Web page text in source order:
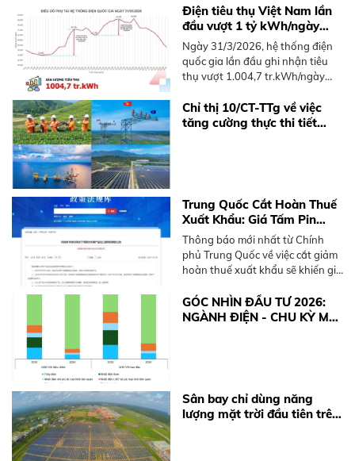
cư tại Việt Nam, không cần mái
nhà rộng.
Điện tiêu thụ Việt Nam lần
đầu vượt 1 tỷ kWh/ngày
năm 2026
Ngày 31/3/2026, hệ thống điện
quốc gia lần đầu ghi nhận tiêu
thụ vượt 1.004,7 tr.kWh/ngày
Tìm hiểu xu hướng và giải pháp
điện mặt trời mái nhà.
Chỉ thị 10/CT-TTg về việc
tăng cường thực thi tiết
Trung Quốc Cắt Hoàn Thuế
Xuất Khẩu: Giá Tấm Pin
Solar và BESS Sắp Tăng
Mạnh
Thông báo mới nhất từ Chính
phủ Trung Quốc về việc cắt giảm
hoàn thuế xuất khẩu sẽ khiến giá
trữ (BESS) tăng từ 10-15%. Xem
ngay khuyến nghị từ BKE Solar.
GÓC NHÌN ĐẦU TƯ 2026:
NGÀNH ĐIỆN - CHU KỲ MỚI
Sân bay chỉ dùng năng
lượng mặt trời đầu tiên trên